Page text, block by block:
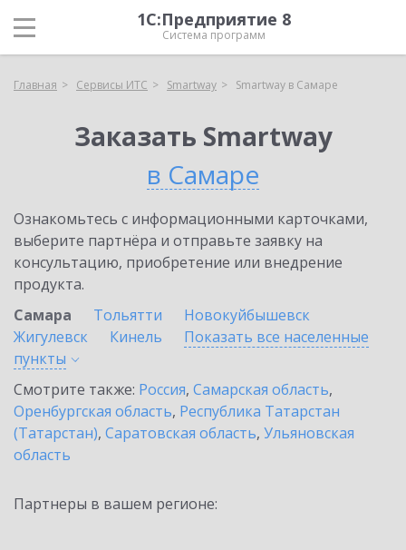
1С:Предприятие 8
Система программ
Главная Сервисы ИТС Smartway Smartway в Самаре
Заказать Smartway
в Самаре
Ознакомьтесь с информационными карточками,
выберите партнёра и отправьте заявку на
консультацию, приобретение или внедрение
продукта.
Самара
Тольятти
Новокуйбышевск
Жигулевск
Кинель
Показать все населенные
пункты
Смотрите также: Россия, Самарская область,
Оренбургская область, Республика Татарстан
(Татарстан), Саратовская область, Ульяновская
область
Партнеры в вашем регионе: